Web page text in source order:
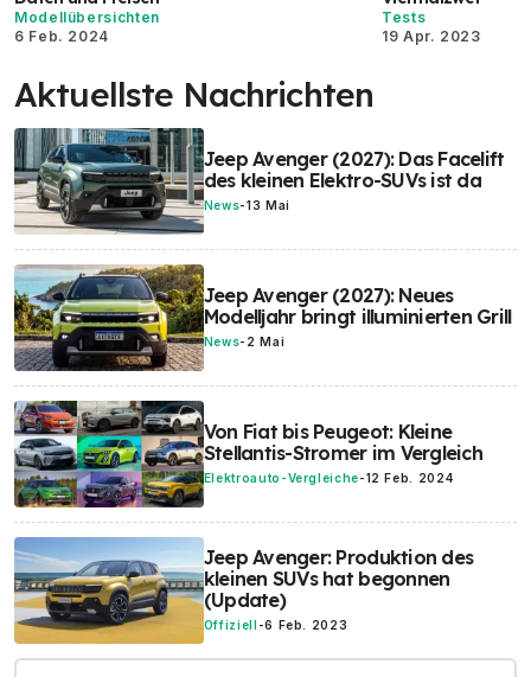
Modellübersichten
6 Feb. 2024
Tests
19 Apr. 2023
Aktuellste Nachrichten
Jeep Avenger (2027): Das Facelift
des kleinen Elektro-SUVs ist da
News-13 Mai
Jeep Avenger (2027): Neues
Modelljahr bringt illuminierten Grill
News- 2 Mai
Von Fiat bis Peugeot: Kleine
Stellantis-Stromer im Vergleich
Elektroauto-Vergleiche-12 Feb. 2024
Jeep Avenger: Produktion des
kleinen SUVs hat begonnen
(Update)
Offiziell -6 Feb. 2023